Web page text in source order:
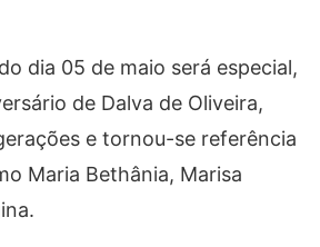
dia 05 de maio será especial,
de Dalva de Oliveira,
e tornou-se referência
Maria Bethânia, Marisa